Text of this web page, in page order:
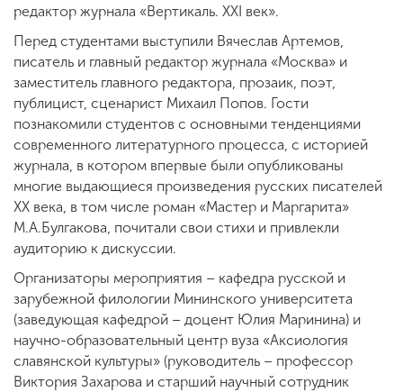
редактор журнала «Вертикаль. XXI век».
Перед студентами выступили Вячеслав Артемов,
писатель и главный редактор журнала «Москва» и
заместитель главного редактора, прозаик, поэт,
публицист, сценарист Михаил Попов. Гости
познакомили студентов с основными тенденциями
современного литературного процесса, с историей
журнала, в котором впервые были опубликованы
многие выдающиеся произведения русских писателей
ХХ века, в том числе роман «Мастер и Маргарита»
М.А.Булгакова, почитали свои стихи и привлекли
аудиторию к дискуссии.
Организаторы мероприятия – кафедра русской и
зарубежной филологии Мининского университета
(заведующая кафедрой – доцент Юлия Маринина) и
научно-образовательный центр вуза «Аксиология
славянской культуры» (руководитель – профессор
Виктория Захарова и старший научный сотрудник